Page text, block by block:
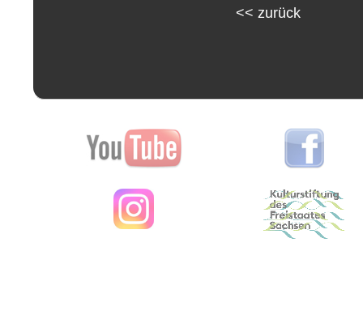
<< zurück